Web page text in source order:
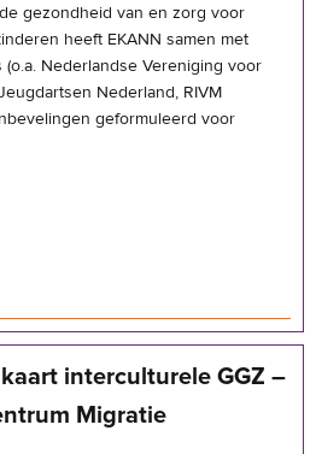
gezondheid van en zorg voor
heeft EKANN samen met
Nederlandse Vereniging voor
Nederland, RIVM
geformuleerd voor
interculturele GGZ –
Migratie